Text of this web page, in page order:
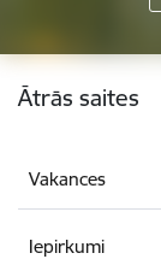
Kājene
Ātrās saites
Vakances
Iepirkumi